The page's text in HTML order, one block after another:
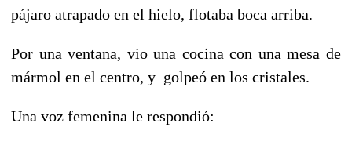
pájaro atrapado en el hielo, flotaba boca arriba.
Por una ventana, vio una cocina con una mesa de
mármol en el centro, y golpeó en los cristales.
Una voz femenina le respondió: